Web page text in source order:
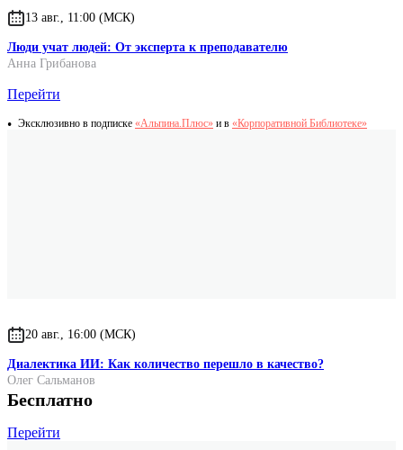
13 авг., 11:00 (МСК)
Люди учат людей: От эксперта к преподавателю
Анна Грибанова
Перейти
Эксклюзивно в подписке «Альпина.Плюс» и в «Корпоративной Библиотеке»
20 авг., 16:00 (МСК)
Диалектика ИИ: Как количество перешло в качество?
Олег Сальманов
Бесплатно
Перейти